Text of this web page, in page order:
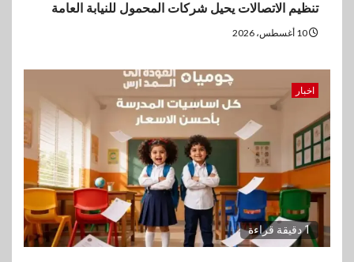
تنظيم الاتصالات يحيل شركات المحمول للنيابة العامة
اخبار
1 دقيقة قراءة